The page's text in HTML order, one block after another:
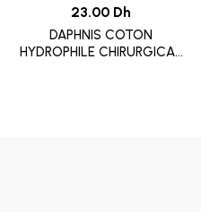
23.00 Dh
DAPHNIS COTON
HYDROPHILE CHIRURGICAL